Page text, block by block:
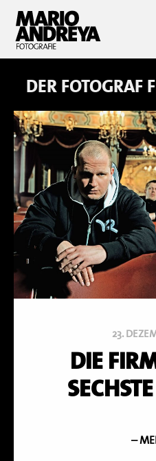
DER FOTOGRAF
23.
DIE
–